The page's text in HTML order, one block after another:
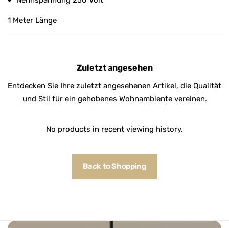
1 Meter Länge
Zuletzt angesehen
Entdecken Sie Ihre zuletzt angesehenen Artikel, die Qualität
und Stil für ein gehobenes Wohnambiente vereinen.
No products in recent viewing history.
Back to Shopping